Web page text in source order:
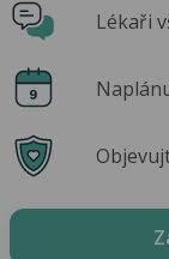
Lékaři